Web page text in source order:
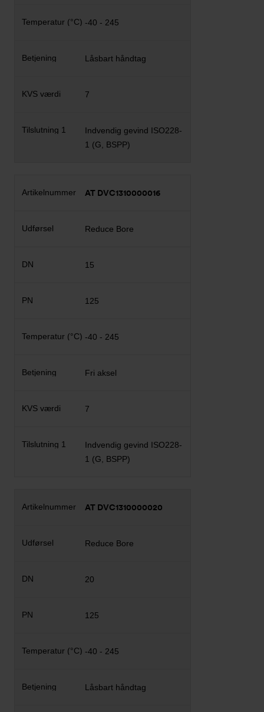
-40 - 245
Låsbart håndtag
7
Indvendig gevind ISO228-
1 (G, BSPP)
AT DVC1310000016
Reduce Bore
15
125
-40 - 245
Fri aksel
7
Indvendig gevind ISO228-
1 (G, BSPP)
AT DVC1310000020
Reduce Bore
20
125
-40 - 245
Låsbart håndtag